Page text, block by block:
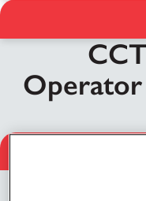
Operator